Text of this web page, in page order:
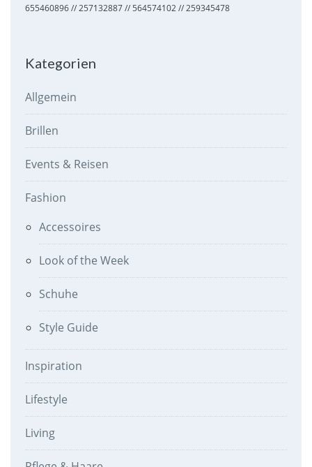
655460896 // 257132887 // 564574102 // 259345478
Kategorien
Allgemein
Brillen
Events & Reisen
Fashion
Accessoires
Look of the Week
Schuhe
Style Guide
Inspiration
Lifestyle
Living